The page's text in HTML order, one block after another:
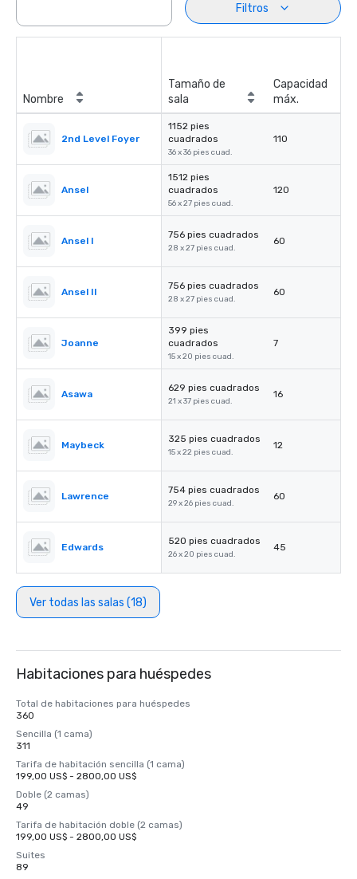
Filtros
Nombre
Tamaño de
sala
Capacidad
máx.
2nd Level Foyer
1152 pies
cuadrados
36 x 36 pies cuad.
110
Ansel
1512 pies
cuadrados
56 x 27 pies cuad.
120
Ansel I
756 pies cuadrados
28 x 27 pies cuad.
60
Ansel II
756 pies cuadrados
28 x 27 pies cuad.
60
Joanne
399 pies
cuadrados
15 x 20 pies cuad.
7
Asawa
629 pies cuadrados
21 x 37 pies cuad.
16
Maybeck
325 pies cuadrados
15 x 22 pies cuad.
12
Lawrence
754 pies cuadrados
29 x 26 pies cuad.
60
Edwards
520 pies cuadrados
26 x 20 pies cuad.
45
Ver todas las salas (18)
Habitaciones para huéspedes
Total de habitaciones para huéspedes
360
Sencilla (1 cama)
311
Tarifa de habitación sencilla (1 cama)
199,00 US$ - 2800,00 US$
Doble (2 camas)
49
Tarifa de habitación doble (2 camas)
199,00 US$ - 2800,00 US$
Suites
89